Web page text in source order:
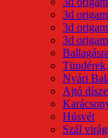
3d
3d
3d
Ballagásra
Nyári
Ajtó
Húsvét
Szál